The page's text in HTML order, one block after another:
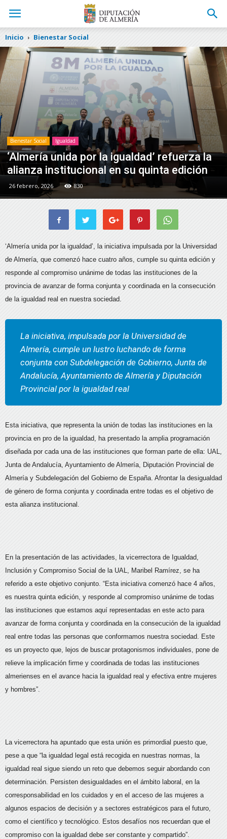
Inicio Bienestar Social
Bienestar Social Igualdad
‘Almería unida por la igualdad’ refuerza la
alianza institucional en su quinta edición
26 febrero, 2026 830
‘Almería unida por la igualdad’, la iniciativa impulsada por la Universidad
de Almería, que comenzó hace cuatro años, cumple su quinta edición y
responde al compromiso unánime de todas las instituciones de la
provincia de avanzar de forma conjunta y coordinada en la consecución
de la igualdad real en nuestra sociedad.
La iniciativa, impulsada por la Universidad de
Almería, cumple un lustro luchando de forma
conjunta con Subdelegación de Gobierno, Junta de
Andalucía, Ayuntamiento de Almería y Diputación
Provincial por la igualdad real
Esta iniciativa, que representa la unión de todas las instituciones en la
provincia en pro de la igualdad, ha presentado la amplia programación
diseñada por cada una de las instituciones que forman parte de ella: UAL,
Junta de Andalucía, Ayuntamiento de Almería, Diputación Provincial de
Almería y Subdelegación del Gobierno de España. Afrontar la desigualdad
de género de forma conjunta y coordinada entre todas es el objetivo de
esta alianza institucional.
En la presentación de las actividades, la vicerrectora de Igualdad,
Inclusión y Compromiso Social de la UAL, Maribel Ramírez, se ha
referido a este objetivo conjunto. “Esta iniciativa comenzó hace 4 años,
es nuestra quinta edición, y responde al compromiso unánime de todas
las instituciones que estamos aquí representadas en este acto para
avanzar de forma conjunta y coordinada en la consecución de la igualdad
real entre todas las personas que conformamos nuestra sociedad. Este
es un proyecto que, lejos de buscar protagonismos individuales, pone de
relieve la implicación firme y coordinada de todas las instituciones
almerienses en el avance hacia la igualdad real y efectiva entre mujeres
y hombres”.
La vicerrectora ha apuntado que esta unión es primordial puesto que,
pese a que “la igualdad legal está recogida en nuestras normas, la
igualdad real sigue siendo un reto que debemos seguir abordando con
determinación. Persisten desigualdades en el ámbito laboral, en la
corresponsabilidad en los cuidados y en el acceso de las mujeres a
algunos espacios de decisión y a sectores estratégicos para el futuro,
como el científico y tecnológico. Estos desafíos nos recuerdan que el
compromiso con la igualdad debe ser constante y compartido”.